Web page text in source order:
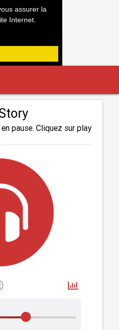
assurer la
Internet.
pause. Cliquez sur play